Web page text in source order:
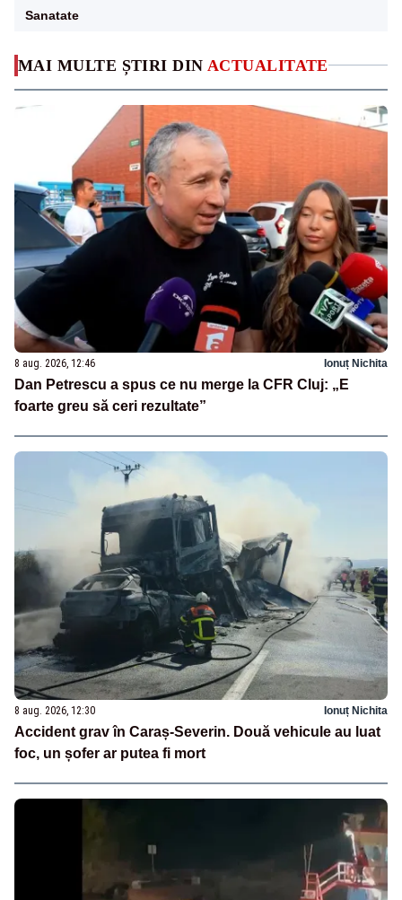
MAI MULTE ȘTIRI DIN ACTUALITATE
8 aug. 2026, 12:46 Ionuț Nichita
Dan Petrescu a spus ce nu merge la CFR Cluj: „E
foarte greu să ceri rezultate”
8 aug. 2026, 12:30 Ionuț Nichita
Accident grav în Caraș-Severin. Două vehicule au luat
foc, un șofer ar putea fi mort
Sanatate